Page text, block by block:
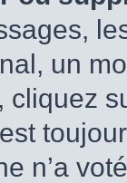
un
cliquez
n’a